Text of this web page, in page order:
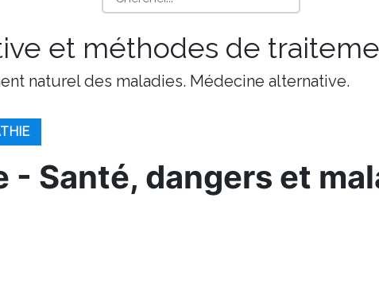
et méthodes de
naturel des maladies. Médecine alternative.
- Santé, dangers et